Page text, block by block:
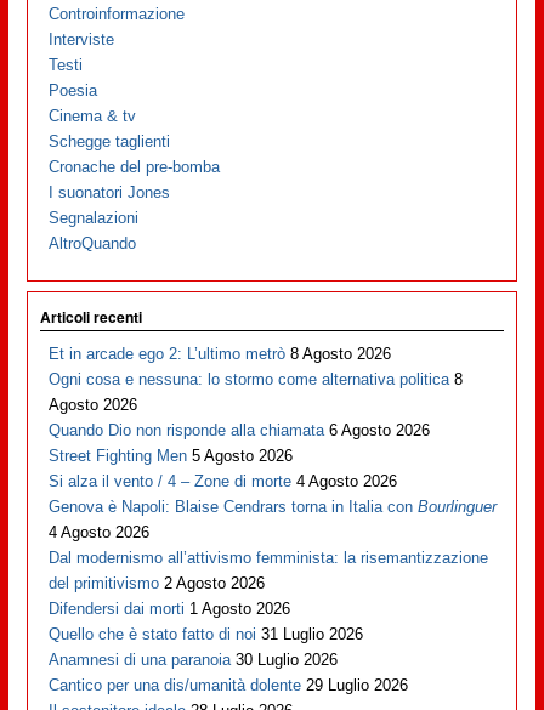
Controinformazione
Interviste
Testi
Poesia
Cinema & tv
Schegge taglienti
Cronache del pre-bomba
I suonatori Jones
Segnalazioni
AltroQuando
Articoli recenti
Et in arcade ego 2: L’ultimo metrò 8 Agosto 2026
Ogni cosa e nessuna: lo stormo come alternativa politica 8
Agosto 2026
Quando Dio non risponde alla chiamata 6 Agosto 2026
Street Fighting Men 5 Agosto 2026
Si alza il vento / 4 – Zone di morte 4 Agosto 2026
Genova è Napoli: Blaise Cendrars torna in Italia conBourlinguer
4 Agosto 2026
Dal modernismo all’attivismo femminista: la risemantizzazione
del primitivismo 2 Agosto 2026
Difendersi dai morti 1 Agosto 2026
Quello che è stato fatto di noi 31 Luglio 2026
Anamnesi di una paranoia 30 Luglio 2026
Cantico per una dis/umanità dolente 29 Luglio 2026